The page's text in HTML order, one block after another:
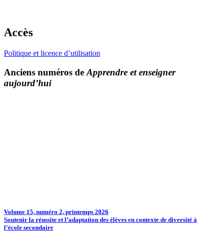
Accès
Politique et licence d’utilisation
Anciens numéros de Apprendre et enseigner
aujourd’hui
Volume 15, numéro 2, printemps 2026
Soutenir la réussite et l’adaptation des élèves en contexte de diversité à
l’école secondaire